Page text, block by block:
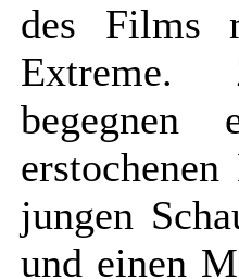
des Films
Extreme.
jungen
und einen